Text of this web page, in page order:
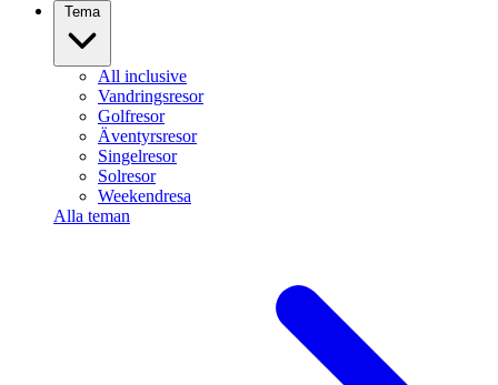
Tema
All inclusive
Vandringsresor
Golfresor
Äventyrsresor
Singelresor
Solresor
Weekendresa
Alla teman